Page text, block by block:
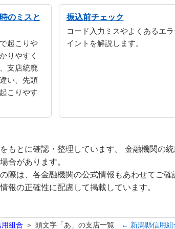
のミスと
起こりや
りやすく
支店統廃
い、先頭
こりやす
振込前チェック
コード入力ミスやよくあるエ
イントを解説します。
もとに確認・整理しています。 金融機関の
合があります。
際は、各金融機関の公式情報もあわせてご確
報の正確性に配慮して掲載しています。
組合 頭文字「あ」の支店一覧 ← 新潟縣信用組